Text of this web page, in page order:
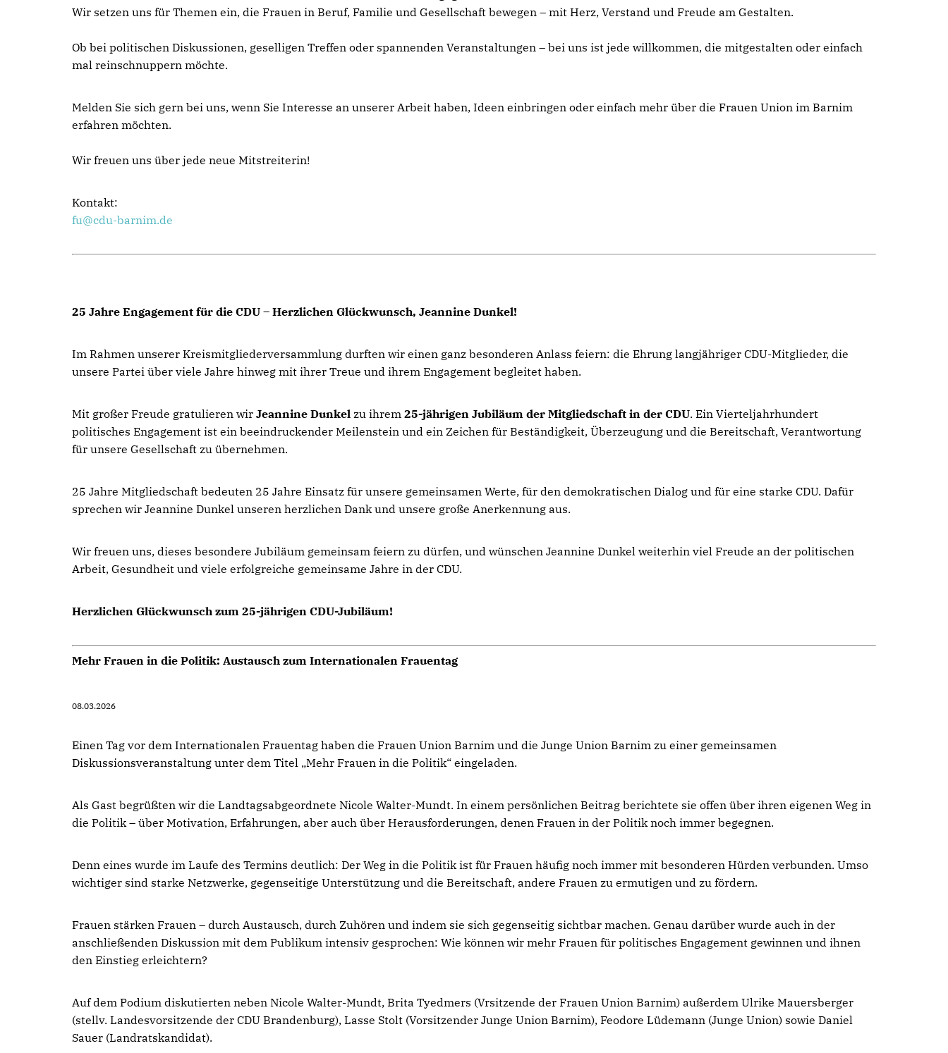
Wir setzen uns für Themen ein, die Frauen in Beruf, Familie und Gesellschaft bewegen – mit Herz, Verstand und Freude am Gestalten.
Ob bei politischen Diskussionen, geselligen Treffen oder spannenden Veranstaltungen – bei uns ist jede willkommen, die mitgestalten oder einfach
mal reinschnuppern möchte.
Melden Sie sich gern bei uns, wenn Sie Interesse an unserer Arbeit haben, Ideen einbringen oder einfach mehr über die Frauen Union im Barnim
erfahren möchten.
Wir freuen uns über jede neue Mitstreiterin!
Kontakt:
fu@cdu-barnim.de
25 Jahre Engagement für die CDU – Herzlichen Glückwunsch, Jeannine Dunkel!
Im Rahmen unserer Kreismitgliederversammlung durften wir einen ganz besonderen Anlass feiern: die Ehrung langjähriger CDU-Mitglieder, die
unsere Partei über viele Jahre hinweg mit ihrer Treue und ihrem Engagement begleitet haben.
Mit großer Freude gratulieren wir Jeannine Dunkel zu ihrem 25-jährigen Jubiläum der Mitgliedschaft in der CDU. Ein Vierteljahrhundert
politisches Engagement ist ein beeindruckender Meilenstein und ein Zeichen für Beständigkeit, Überzeugung und die Bereitschaft, Verantwortung
für unsere Gesellschaft zu übernehmen.
25 Jahre Mitgliedschaft bedeuten 25 Jahre Einsatz für unsere gemeinsamen Werte, für den demokratischen Dialog und für eine starke CDU. Dafür
sprechen wir Jeannine Dunkel unseren herzlichen Dank und unsere große Anerkennung aus.
Wir freuen uns, dieses besondere Jubiläum gemeinsam feiern zu dürfen, und wünschen Jeannine Dunkel weiterhin viel Freude an der politischen
Arbeit, Gesundheit und viele erfolgreiche gemeinsame Jahre in der CDU.
Herzlichen Glückwunsch zum 25-jährigen CDU-Jubiläum!
Mehr Frauen in die Politik: Austausch zum Internationalen Frauentag
08.03.2026
Einen Tag vor dem Internationalen Frauentag haben die Frauen Union Barnim und die Junge Union Barnim zu einer gemeinsamen
Diskussionsveranstaltung unter dem Titel „Mehr Frauen in die Politik“ eingeladen.
Als Gast begrüßten wir die Landtagsabgeordnete Nicole Walter-Mundt. In einem persönlichen Beitrag berichtete sie offen über ihren eigenen Weg in
die Politik – über Motivation, Erfahrungen, aber auch über Herausforderungen, denen Frauen in der Politik noch immer begegnen.
Denn eines wurde im Laufe des Termins deutlich: Der Weg in die Politik ist für Frauen häufig noch immer mit besonderen Hürden verbunden. Umso
wichtiger sind starke Netzwerke, gegenseitige Unterstützung und die Bereitschaft, andere Frauen zu ermutigen und zu fördern.
Frauen stärken Frauen – durch Austausch, durch Zuhören und indem sie sich gegenseitig sichtbar machen. Genau darüber wurde auch in der
anschließenden Diskussion mit dem Publikum intensiv gesprochen: Wie können wir mehr Frauen für politisches Engagement gewinnen und ihnen
den Einstieg erleichtern?
Auf dem Podium diskutierten neben Nicole Walter-Mundt, Brita Tyedmers (Vrsitzende der Frauen Union Barnim) außerdem Ulrike Mauersberger
(stellv. Landesvorsitzende der CDU Brandenburg), Lasse Stolt (Vorsitzender Junge Union Barnim), Feodore Lüdemann (Junge Union) sowie Daniel
Sauer (Landratskandidat).